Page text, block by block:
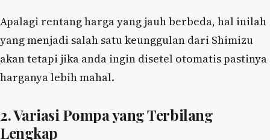
Apalagi rentang harga yang jauh berbeda, hal inilah
yang menjadi salah satu keunggulan dari Shimizu
akan tetapi jika anda ingin disetel otomatis pastinya
harganya lebih mahal.
2. Variasi Pompa yang Terbilang
Lengkap